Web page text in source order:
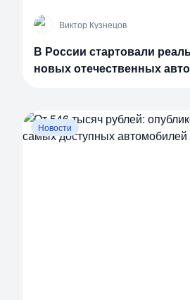
В Виктор Кузнецов
В России стартовали
новых отечественных
Новости